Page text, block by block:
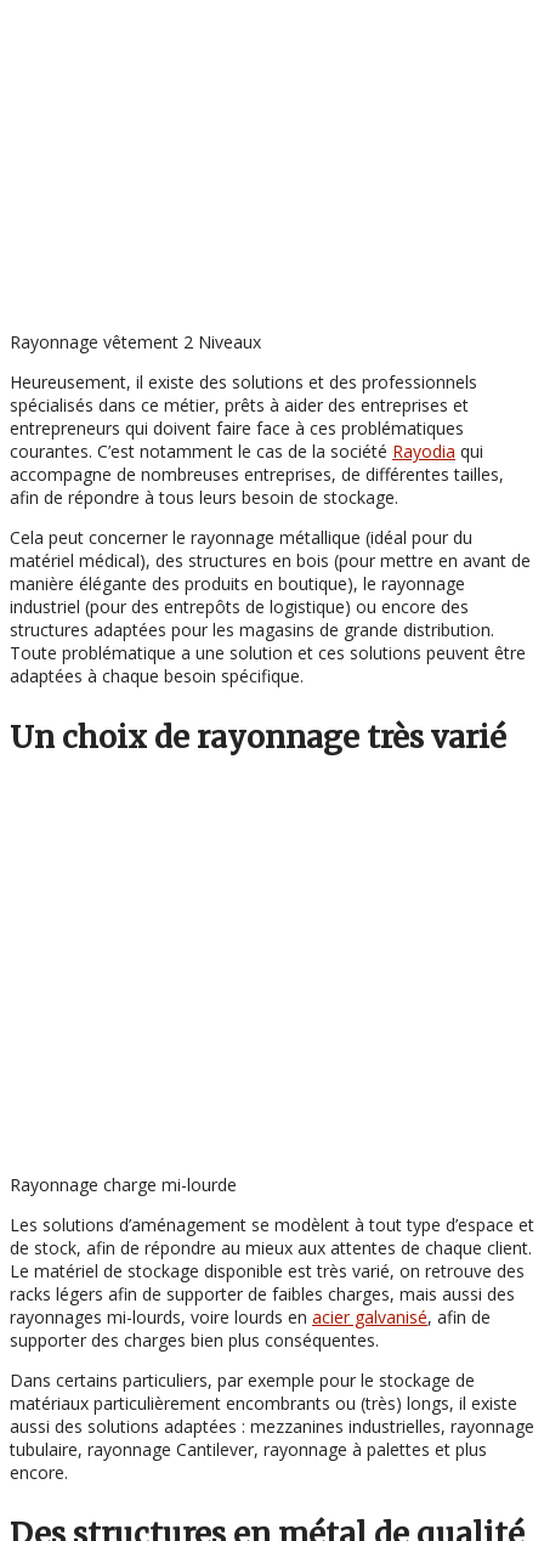
Rayonnage vêtement 2 Niveaux
Heureusement, il existe des solutions et des professionnels
spécialisés dans ce métier, prêts à aider des entreprises et
entrepreneurs qui doivent faire face à ces problématiques
courantes. C’est notamment le cas de la société Rayodia qui
accompagne de nombreuses entreprises, de différentes tailles,
afin de répondre à tous leurs besoin de stockage.
Cela peut concerner le rayonnage métallique (idéal pour du
matériel médical), des structures en bois (pour mettre en avant de
manière élégante des produits en boutique), le rayonnage
industriel (pour des entrepôts de logistique) ou encore des
structures adaptées pour les magasins de grande distribution.
Toute problématique a une solution et ces solutions peuvent être
adaptées à chaque besoin spécifique.
Un choix de rayonnage très varié
Rayonnage charge mi-lourde
Les solutions d’aménagement se modèlent à tout type d’espace et
de stock, afin de répondre au mieux aux attentes de chaque client.
Le matériel de stockage disponible est très varié, on retrouve des
racks légers afin de supporter de faibles charges, mais aussi des
rayonnages mi-lourds, voire lourds en acier galvanisé, afin de
supporter des charges bien plus conséquentes.
Dans certains particuliers, par exemple pour le stockage de
matériaux particulièrement encombrants ou (très) longs, il existe
aussi des solutions adaptées : mezzanines industrielles, rayonnage
tubulaire, rayonnage Cantilever, rayonnage à palettes et plus
encore.